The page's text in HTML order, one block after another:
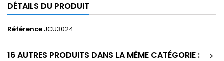
DÉTAILS DU PRODUIT
Référence JCU3024
16 AUTRES PRODUITS DANS LA MÊME CATÉGORIE :
>